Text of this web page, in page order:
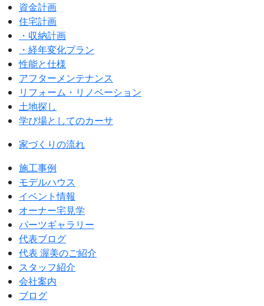
資金計画
住宅計画
・収納計画
・経年変化プラン
性能と仕様
アフターメンテナンス
リフォーム・リノベーション
土地探し
学び場としてのカーサ
家づくりの流れ
施工事例
モデルハウス
イベント情報
オーナー宅見学
パーツギャラリー
代表ブログ
代表 渥美のご紹介
スタッフ紹介
会社案内
ブログ